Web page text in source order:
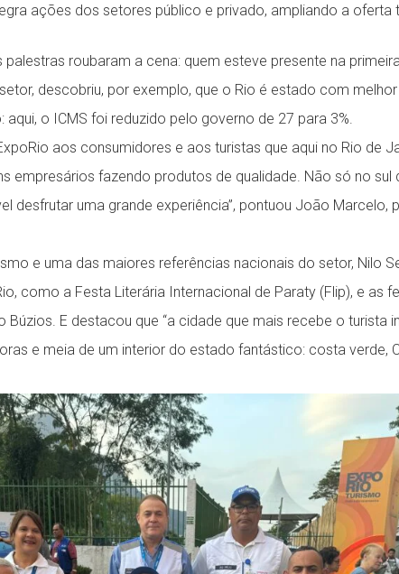
ações dos setores público e privado, ampliando a oferta
palestras roubaram a cena: quem esteve presente na
descobriu, por exemplo, que o Rio é estado com
o ICMS foi reduzido pelo governo de 27 para 3%.
aos consumidores e aos turistas que aqui no Rio de
empresários fazendo produtos de qualidade. Não só no sul
desfrutar uma grande experiência”, pontuou João Marcelo,
e uma das maiores referências nacionais do setor, Nilo
como a Festa Literária Internacional de Paraty (Flip), e as
E destacou que “a cidade que mais recebe o turista
e meia de um interior do estado fantástico: costa verde,